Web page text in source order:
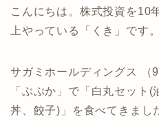
こんにちは。株式投資を10
上やっている「くき」です。
サガミホールディングス （
「ぶぶか」で「白丸セット
丼、餃子)」を食べてきまし